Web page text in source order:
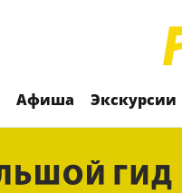
Афиша Экскурсии